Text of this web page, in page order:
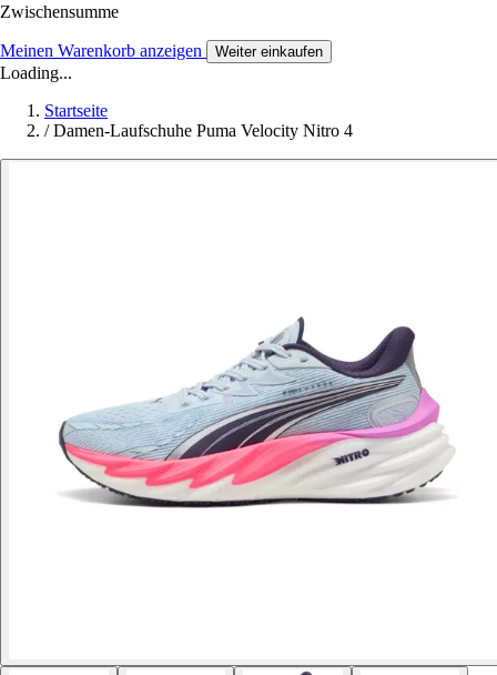
Zwischensumme
Meinen Warenkorb anzeigen Weiter einkaufen
Loading...
Startseite
/ Damen-Laufschuhe Puma Velocity Nitro 4